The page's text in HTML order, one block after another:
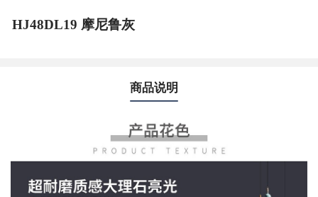
HJ48DL19 摩尼鲁灰
商品说明